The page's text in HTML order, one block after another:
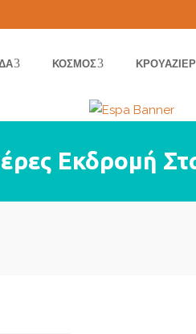
ΚΌΣΜΟΣ
Εκδρομή